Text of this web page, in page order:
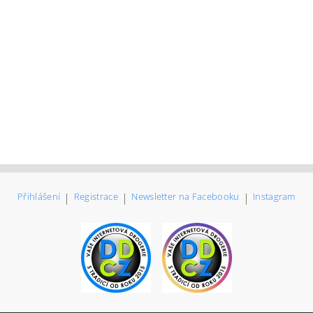
Přihlášení | Registrace | Newsletter na Facebooku | Instagram